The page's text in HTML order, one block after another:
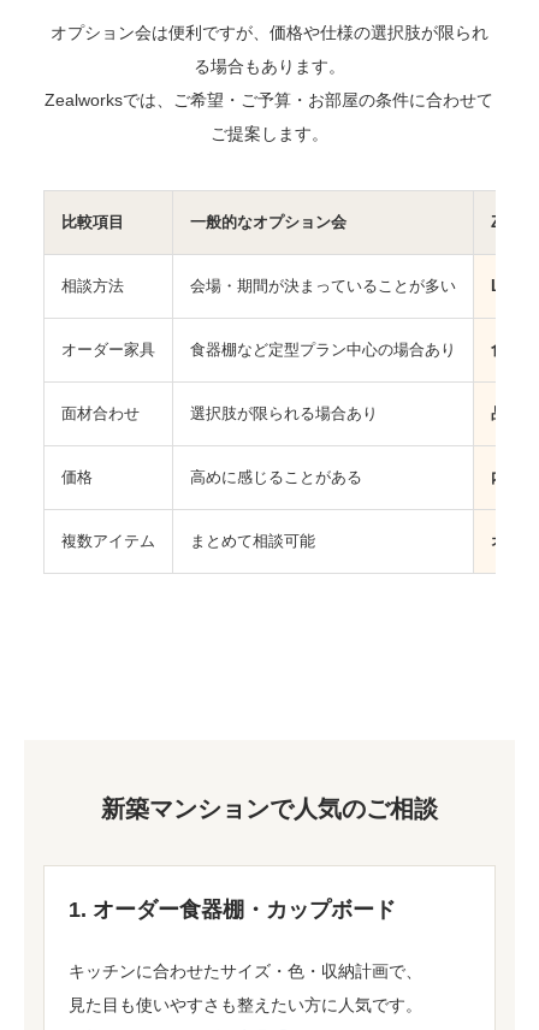
オプション会は便利ですが、価格や仕様の選択肢が限られ
る場合もあります。
Zealworksでは、ご希望・ご予算・お部屋の条件に合わせて
ご提案します。
比較項目 一般的なオプション会
相談方法 会場・期間が決まっていることが多い LINE
オーダー家具 食器棚など定型プラン中心の場合あり 食器
面材合わせ 選択肢が限られる場合あり 品番
価格 高めに感じることがある 内容
複数アイテム まとめて相談可能 オー
新築マンションで人気のご相談
1. オーダー食器棚・カップボード
キッチンに合わせたサイズ・色・収納計画で、
見た目も使いやすさも整えたい方に人気です。